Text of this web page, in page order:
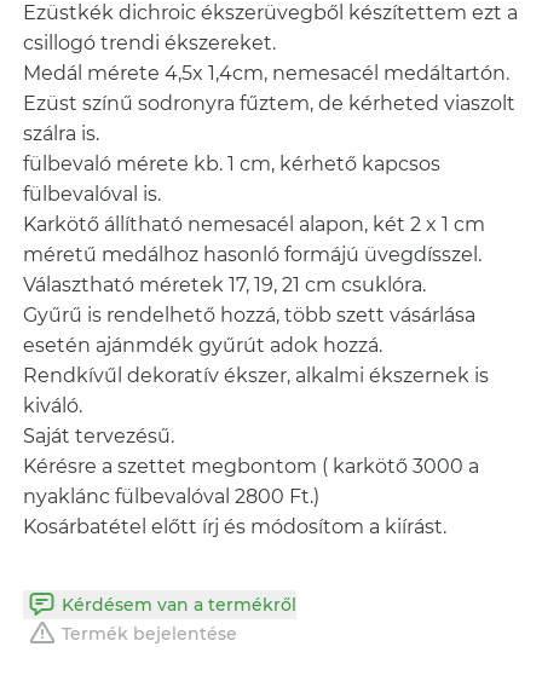
Ezüstkék dichroic ékszerüvegből készítettem ezt a
csillogó trendi ékszereket.
Medál mérete 4,5x 1,4cm, nemesacél medáltartón.
Ezüst színű sodronyra fűztem, de kérheted viaszolt
szálra is.
fülbevaló mérete kb. 1 cm, kérhető kapcsos
fülbevalóval is.
Karkötő állítható nemesacél alapon, két 2 x 1 cm
méretű medálhoz hasonló formájú üvegdísszel.
Választható méretek 17, 19, 21 cm csuklóra.
Gyűrű is rendelhető hozzá, több szett vásárlása
esetén ajánmdék gyűrút adok hozzá.
Rendkívűl dekoratív ékszer, alkalmi ékszernek is
kiváló.
Saját tervezésű.
Kérésre a szettet megbontom ( karkötő 3000 a
nyaklánc fülbevalóval 2800 Ft.)
Kosárbatétel előtt írj és módosítom a kiírást.
Kérdésem van a termékről
Termék bejelentése